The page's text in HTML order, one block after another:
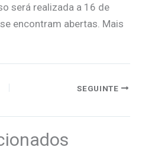
será realizada a 16 de
encontram abertas. Mais
SEGUINTE